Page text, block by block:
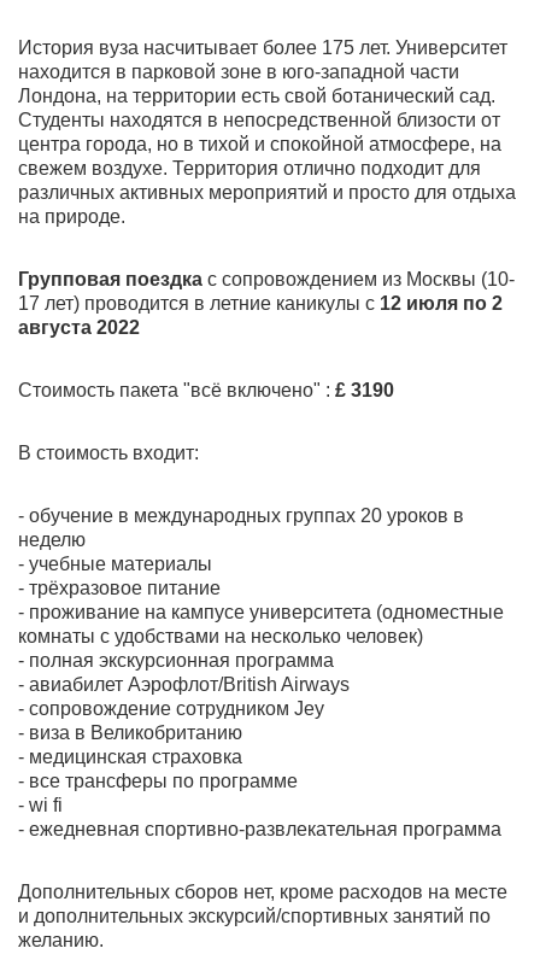
История вуза насчитывает более 175 лет. Университет
находится в парковой зоне в юго-западной части
Лондона, на территории есть свой ботанический сад.
Студенты находятся в непосредственной близости от
центра города, но в тихой и спокойной атмосфере, на
свежем воздухе. Территория отлично подходит для
различных активных мероприятий и просто для отдыха
на природе.
Групповая поездка с сопровождением из Москвы (10-
17 лет) проводится в летние каникулы с 12 июля по 2
августа 2022
Стоимость пакета "всё включено" : £ 3190
В стоимость входит:
- обучение в международных группах 20 уроков в
неделю
- учебные материалы
- трёхразовое питание
- проживание на кампусе университета (одноместные
комнаты с удобствами на несколько человек)
- полная экскурсионная программа
- авиабилет Аэрофлот/British Airways
- сопровождение сотрудником Jey
- виза в Великобританию
- медицинская страховка
- все трансферы по программе
- wi fi
- ежедневная спортивно-развлекательная программа
Дополнительных сборов нет, кроме расходов на месте
и дополнительных экскурсий/спортивных занятий по
желанию.